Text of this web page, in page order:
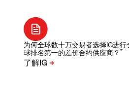
为何全球数十万交易者选择IG进
球排名第一的差价合约供应商？ *